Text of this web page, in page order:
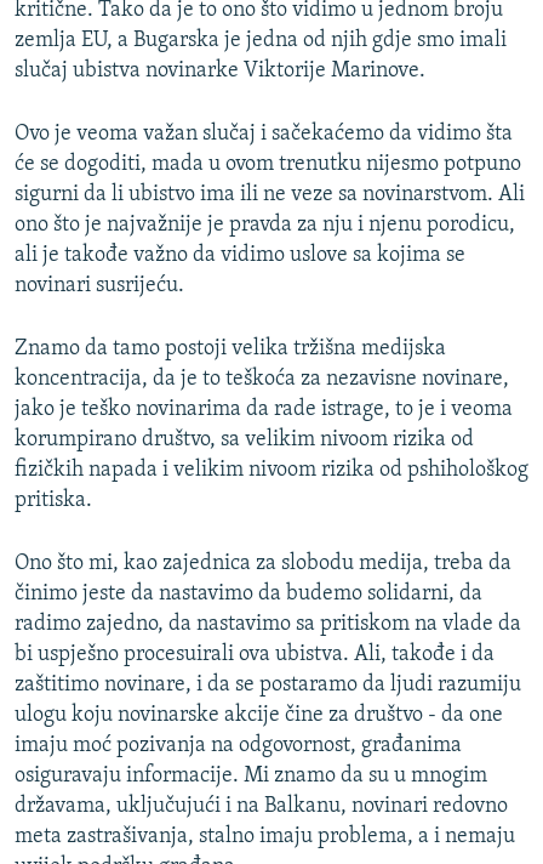
kritične. Tako da je to ono što vidimo u jednom broju
zemlja EU, a Bugarska je jedna od njih gdje smo imali
slučaj ubistva novinarke Viktorije Marinove.
Ovo je veoma važan slučaj i sačekaćemo da vidimo šta
će se dogoditi, mada u ovom trenutku nijesmo potpuno
sigurni da li ubistvo ima ili ne veze sa novinarstvom. Ali
ono što je najvažnije je pravda za nju i njenu porodicu,
ali je takođe važno da vidimo uslove sa kojima se
novinari susrijeću.
Znamo da tamo postoji velika tržišna medijska
koncentracija, da je to teškoća za nezavisne novinare,
jako je teško novinarima da rade istrage, to je i veoma
korumpirano društvo, sa velikim nivoom rizika od
fizičkih napada i velikim nivoom rizika od pshihološkog
pritiska.
Ono što mi, kao zajednica za slobodu medija, treba da
činimo jeste da nastavimo da budemo solidarni, da
radimo zajedno, da nastavimo sa pritiskom na vlade da
bi uspješno procesuirali ova ubistva. Ali, takođe i da
zaštitimo novinare, i da se postaramo da ljudi razumiju
ulogu koju novinarske akcije čine za društvo - da one
imaju moć pozivanja na odgovornost, građanima
osiguravaju informacije. Mi znamo da su u mnogim
državama, uključujući i na Balkanu, novinari redovno
meta zastrašivanja, stalno imaju problema, a i nemaju